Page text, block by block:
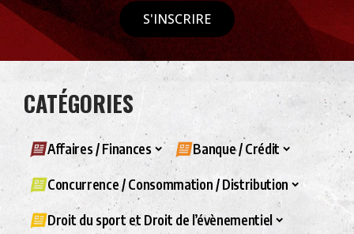
S'INSCRIRE
CATÉGORIES
Affaires / Finances Banque / Crédit
Concurrence / Consommation / Distribution
Droit du sport et Droit de l’évènementiel